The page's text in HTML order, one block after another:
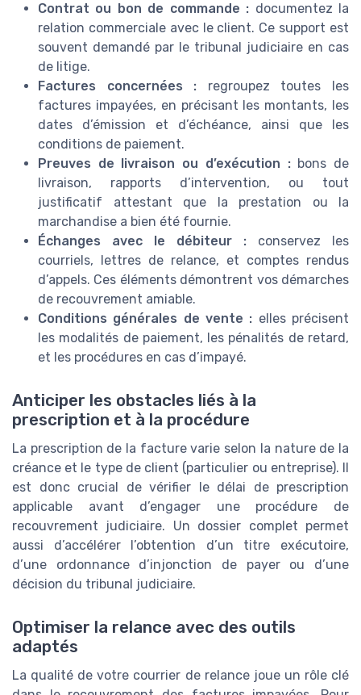
Contrat ou bon de commande : documentez la
relation commerciale avec le client. Ce support est
souvent demandé par le tribunal judiciaire en cas
de litige.
Factures concernées : regroupez toutes les
factures impayées, en précisant les montants, les
dates d’émission et d’échéance, ainsi que les
conditions de paiement.
Preuves de livraison ou d’exécution :bons de
livraison, rapports d’intervention, ou tout
justificatif attestant que la prestation ou la
marchandise a bien été fournie.
Échanges avec le débiteur : conservez les
courriels, lettres de relance, et comptes rendus
d’appels. Ces éléments démontrent vos démarches
de recouvrement amiable.
Conditions générales de vente : elles précisent
les modalités de paiement, les pénalités de retard,
et les procédures en cas d’impayé.
Anticiper les obstacles liés à la
prescription et à la procédure
La prescription de la facture varie selon la nature de la
créance et le type de client (particulier ou entreprise). Il
est donc crucial de vérifier le délai de prescription
applicable avant d’engager une procédure de
recouvrement judiciaire. Un dossier complet permet
aussi d’accélérer l’obtention d’un titre exécutoire,
d’une ordonnance d’injonction de payer ou d’une
décision du tribunal judiciaire.
Optimiser la relance avec des outils
adaptés
La qualité de votre courrier de relance joue un rôle clé